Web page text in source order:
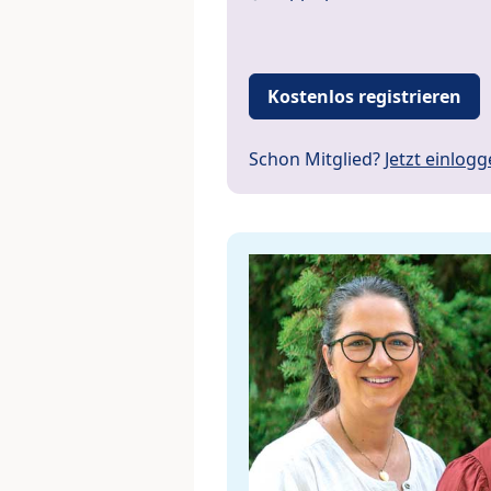
Kostenlos registrieren
Schon Mitglied? Jetzt